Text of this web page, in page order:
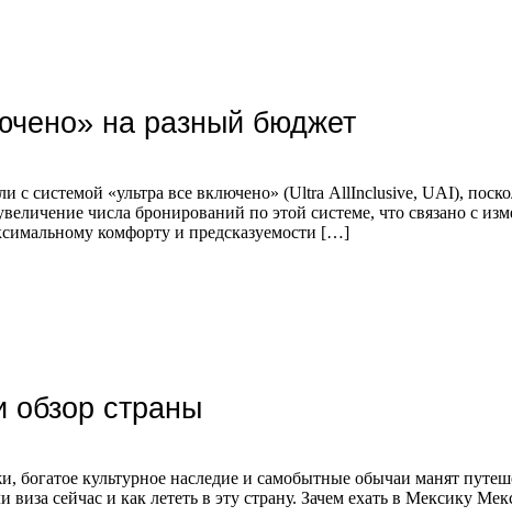
на разный бюджет
с системой «ультра все включено» (Ultra AllInclusive, UAI),
числа бронирований по этой системе, что связано с
комфорту и предсказуемости […]
обзор страны
культурное наследие и самобытные обычаи манят
сейчас и как лететь в эту страну. Зачем ехать в Мексику